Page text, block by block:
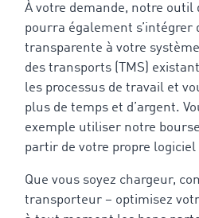
À votre demande, notre outil
pourra également s’intégrer
transparente à votre
des transports (TMS)
les processus de travail et
plus de temps et d’argent.
exemple utiliser notre
partir de votre propre logiciel
Que vous soyez chargeur,
transporteur – optimisez